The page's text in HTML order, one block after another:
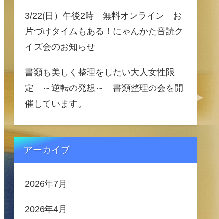
3/22(日）午後2時 無料オンライン お
片づけタイムもある！にゃんかた音読ク
イズ会のお知らせ
書類も美しく整理をしたい大人女性限
定 ～逆転の発想～ 書類整理の会を開
催しています。
アーカイブ
2026年7月
2026年4月